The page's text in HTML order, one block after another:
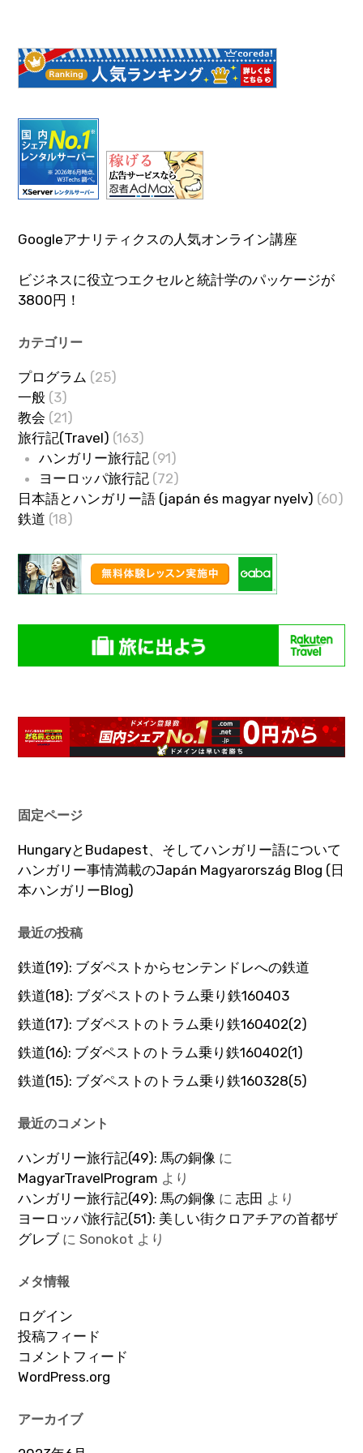
Googleアナリティクスの人気オンライン講座
ビジネスに役立つエクセルと統計学のパッケージが
3800円！
カテゴリー
プログラム (25)
一般 (3)
教会 (21)
旅行記(Travel) (163)
ハンガリー旅行記(91)
ヨーロッパ旅行記(72)
日本語とハンガリー語 (japán és magyar nyelv) (60)
鉄道 (18)
固定ページ
HungaryとBudapest、そしてハンガリー語について
ハンガリー事情満載のJapán Magyarország Blog (日
本ハンガリーBlog)
最近の投稿
鉄道(19): ブダペストからセンテンドレへの鉄道
鉄道(18): ブダペストのトラム乗り鉄160403
鉄道(17): ブダペストのトラム乗り鉄160402(2)
鉄道(16): ブダペストのトラム乗り鉄160402(1)
鉄道(15): ブダペストのトラム乗り鉄160328(5)
最近のコメント
ハンガリー旅行記(49): 馬の銅像 に
MagyarTravelProgram より
ハンガリー旅行記(49): 馬の銅像 に志田 より
ヨーロッパ旅行記(51): 美しい街クロアチアの首都ザ
グレブにSonokot より
メタ情報
ログイン
投稿フィード
コメントフィード
WordPress.org
アーカイブ